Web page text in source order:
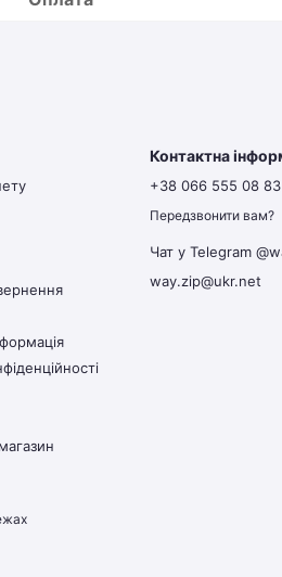
Контактна
+38 066 555 08 83
Передзвонити вам?
Чат у Telegram
way.zip@ukr.net